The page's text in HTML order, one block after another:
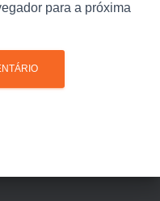
para a próxima